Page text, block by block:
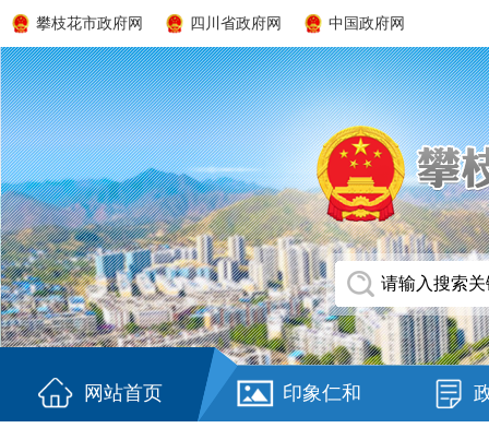
攀枝花市政府网 四川省政府网 中国政府网
网站首页 印象仁和